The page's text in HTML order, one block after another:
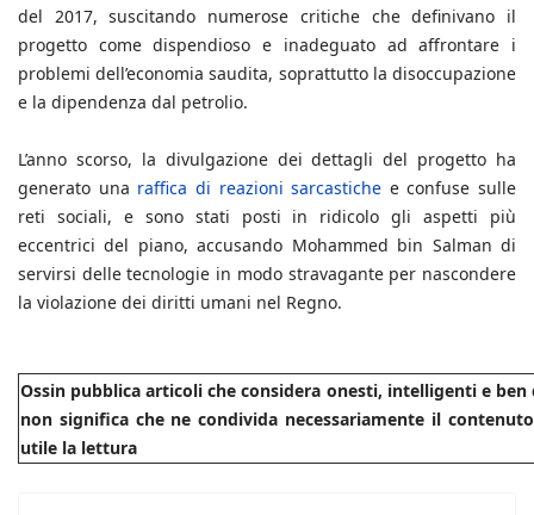
del 2017, suscitando numerose critiche che definivano il
progetto come dispendioso e inadeguato ad affrontare i
problemi dell’economia saudita, soprattutto la disoccupazione
e la dipendenza dal petrolio.
L’anno scorso, la divulgazione dei dettagli del progetto ha
generato una raffica di reazioni sarcastiche e confuse sulle
reti sociali, e sono stati posti in ridicolo gli aspetti più
eccentrici del piano, accusando Mohammed bin Salman di
servirsi delle tecnologie in modo stravagante per nascondere
la violazione dei diritti umani nel Regno.
Ossin pubblica articoli che considera onesti, intelligenti e
non significa che ne condivida necessariamente il
utile la lettura